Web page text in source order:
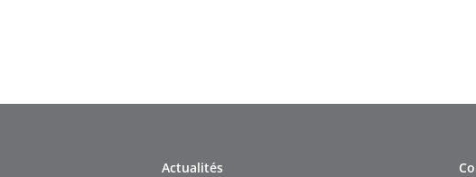
Actualités